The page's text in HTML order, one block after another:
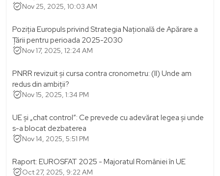
alarm_onNov 25, 2025, 10:03 AM
Poziția Europuls privind Strategia Națională de Apărare a
Țării pentru perioada 2025-2030
alarm_onNov 17, 2025, 12:24 AM
PNRR revizuit și cursa contra cronometru: (II) Unde am
redus din ambiții?
alarm_onNov 15, 2025, 1:34 PM
UE și „chat control”: Ce prevede cu adevărat legea și unde
s-a blocat dezbaterea
alarm_onNov 14, 2025, 5:51 PM
Raport: EUROSFAT 2025 - Majoratul României în UE
alarm_onOct 27, 2025, 9:22 AM